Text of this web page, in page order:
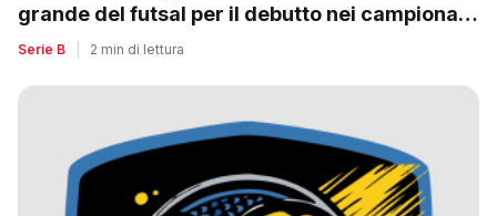
grande del futsal per il debutto nei campionati
nazionali
Serie B 2 min di lettura